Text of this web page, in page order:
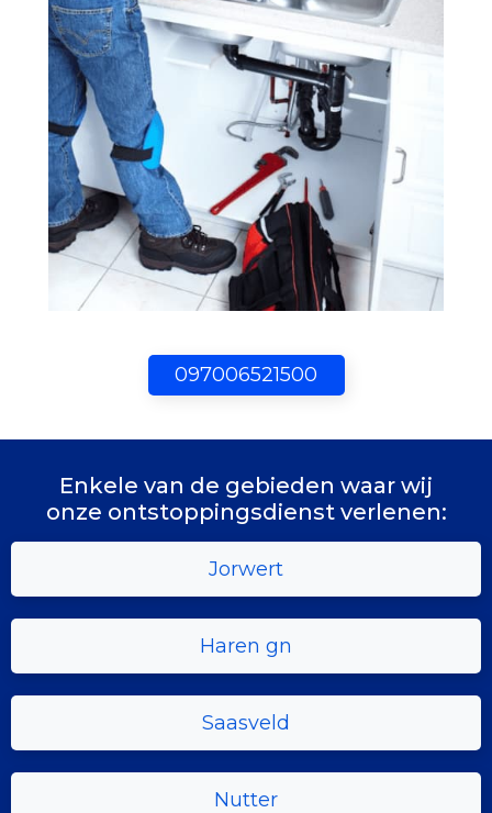
097006521500
Enkele van de gebieden waar wij
onze ontstoppingsdienst verlenen:
Jorwert
Haren gn
Saasveld
Nutter